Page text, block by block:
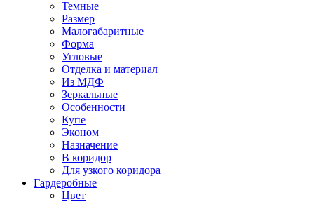
Темные
Размер
Малогабаритные
Форма
Угловые
Отделка и материал
Из МДФ
Зеркальные
Особенности
Купе
Эконом
Назначение
В коридор
Для узкого коридора
Гардеробные
Цвет